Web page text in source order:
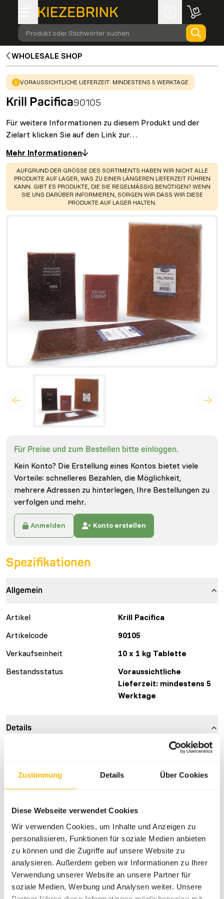
Zustimmung Details Über Cookies
Diese Webseite verwendet Cookies
Wir verwenden Cookies, um Inhalte und Anzeigen zu
personalisieren, Funktionen für soziale Medien anbieten
zu können und die Zugriffe auf unsere Website zu
analysieren. Außerdem geben wir Informationen zu Ihrer
Verwendung unserer Website an unsere Partner für
soziale Medien, Werbung und Analysen weiter. Unsere
Produkt oder Stichwörter suchen
WHOLESALE SHOP
Über dieses Produkt
WARNING:
VORAUSSICHTLICHE LIEFERZEIT: MINDESTENS 5 WERKTAGE
Krill Pacifica90105
Für weitere Informationen zu diesem Produkt und der
Zielart klicken Sie auf den Link zur…
Mehr Informationen
WARNING:
AUFGRUND DER GRÖSSE DES SORTIMENTS HABEN WIR NICHT ALLE
PRODUKTE AUF LAGER, WAS ZU EINER LÄNGEREN LIEFERZEIT FÜHREN
KANN. GIBT ES PRODUKTE, DIE SIE REGELMÄSSIG BENÖTIGEN? WENN S
IE UNS DARÜBER INFORMIEREN, SORGEN WIR DASS WIR DIESE P
RODUKTE AUF LAGER HALTEN.
Für Preise und zum Bestellen bitte einloggen.
Kein Konto? Die Erstellung eines Kontos bietet viele
Vorteile: schnelleres Bezahlen, die Möglichkeit,
mehrere Adressen zu hinterlegen, Ihre Bestellungen zu
verfolgen und mehr.
Anmelden Konto erstellen
Spezifikationen
Allgemein
Artikel
Krill Pacifica
Artikelcode
90105
Verkaufseinheit
10 x 1 kg Tablette
Bestandsstatus
Voraussichtliche
Lieferzeit: mindestens 5
Werktage
Details
Frozen Fish Food
Mehr Informationen
Hier klicken
Bei diesem Produkt handelt es sich um Rohfutter. Bitte
beachten Sie die Hygiene-Vorschriften.